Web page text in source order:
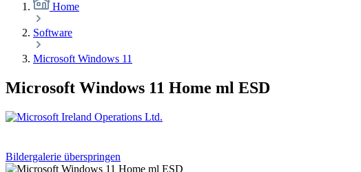
Home
Software
Microsoft Windows 11
Microsoft Windows 11 Home ml ESD
Bildergalerie überspringen